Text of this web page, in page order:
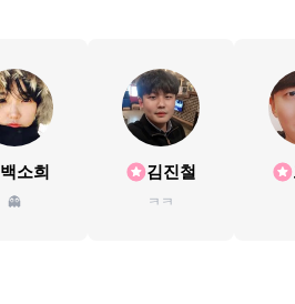
백소희
👻
김진철
ㅋㅋ